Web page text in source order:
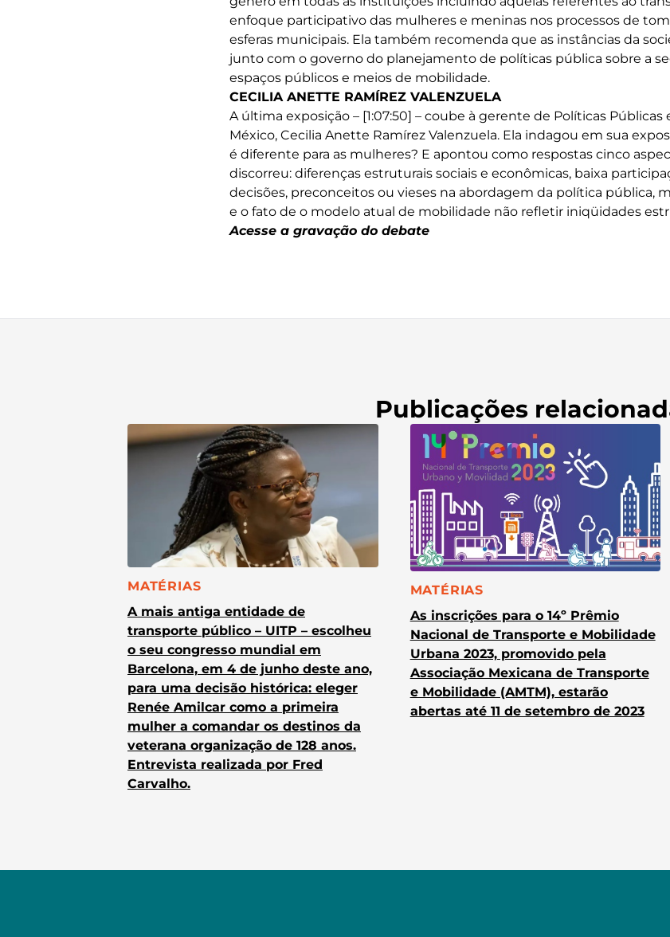
enfoque participativo das mulheres e meninas nos processos de
esferas municipais. Ela também recomenda que as instâncias da
junto com o governo do planejamento de políticas pública sobre a
espaços públicos e meios de mobilidade.
CECILIA ANETTE RAMÍREZ VALENZUELA
A última exposição – [1:07:50] – coube à gerente de Políticas
México, Cecilia Anette Ramírez Valenzuela. Ela indagou em sua
é diferente para as mulheres? E apontou como respostas cinco
discorreu: diferenças estruturais sociais e econômicas, baixa
decisões, preconceitos ou vieses na abordagem da política pública,
e o fato de o modelo atual de mobilidade não refletir iniqüidades
Acesse a gravação do debate
Publicações
CATEGORIA:
MATÉRIAS
A mais antiga entidade de
transporte público – UITP – escolheu
o seu congresso mundial em
Barcelona, em 4 de junho deste ano,
para uma decisão histórica: eleger
Renée Amilcar como a primeira
mulher a comandar os destinos da
veterana organização de 128 anos.
Entrevista realizada por Fred
Carvalho.
CATEGORIA:
MATÉRIAS
As inscrições para o 14º Prêmio
Nacional de Transporte e Mobilidade
Urbana 2023, promovido pela
Associação Mexicana de Transporte
e Mobilidade (AMTM), estarão
abertas até 11 de setembro de 2023